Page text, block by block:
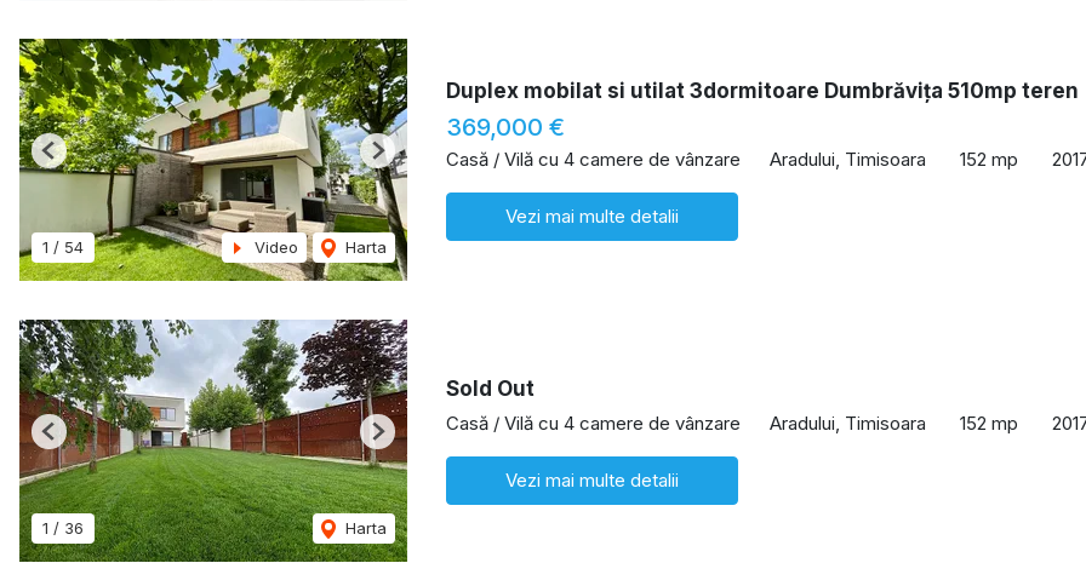
1 / 54 Video Harta
Previous Next
Duplex mobilat si utilat 3dormitoare Dumbrăvița 510mp teren
369,000 €
Casă / Vilă cu 4 camere de vânzare Aradului, Timisoara 152 mp
Vezi mai multe detalii
1 / 36 Harta
Previous Next
Sold Out
Casă / Vilă cu 4 camere de vânzare Aradului, Timisoara 152 mp
Vezi mai multe detalii